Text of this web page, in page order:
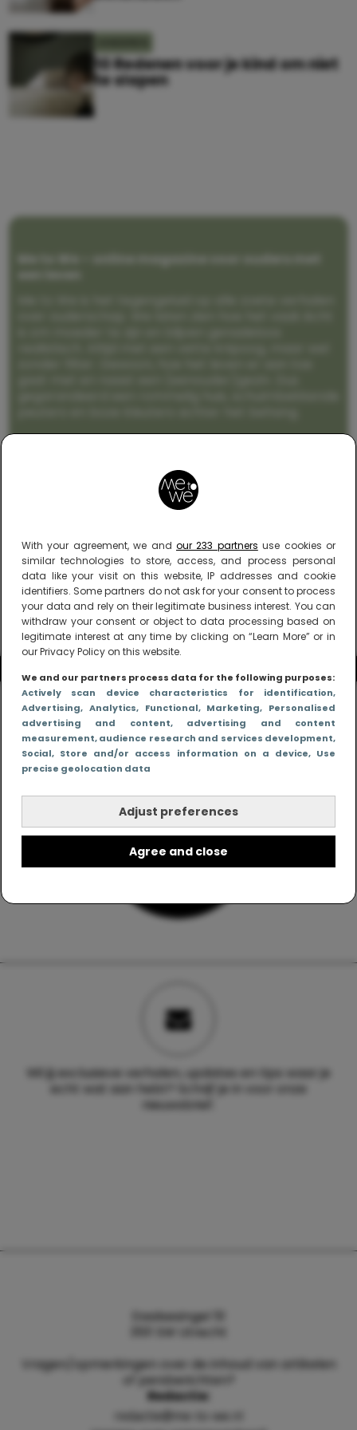
With your agreement, we and our 233 partners use cookies or
similar technologies to store, access, and process personal
data like your visit on this website, IP addresses and cookie
identifiers. Some partners do not ask for your consent to process
your data and rely on their legitimate business interest. You can
withdraw your consent or object to data processing based on
legitimate interest at any time by clicking on “Learn More” or in
our Privacy Policy on this website.
We and our partners process data for the following purposes:
Actively scan device characteristics for identification,
Advertising, Analytics, Functional, Marketing, Personalised
advertising and content, advertising and content
measurement, audience research and services development,
Social, Store and/or access information on a device, Use
precise geolocation data
Adjust preferences
Agree and close
10 Redenen voor je kind om niet
te slapen
Me to We – online magazine voor ouders met
Wil jij exclusieve verhalen, updates en tips waar je
echt wat aan hebt? Schrijf je in voor onze
nieuwsbrief.
Daalsesingel 51
3511 SW Utrecht
Vragen/opmerkingen over de inhoud van artikelen
of persberichten?
Redactie:
redactie@me-to-we.nl